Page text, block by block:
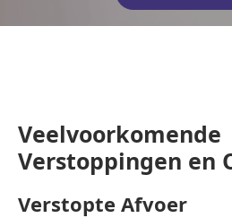
Veelvoorkomende
Verstoppingen en
Verstopte Afvoer